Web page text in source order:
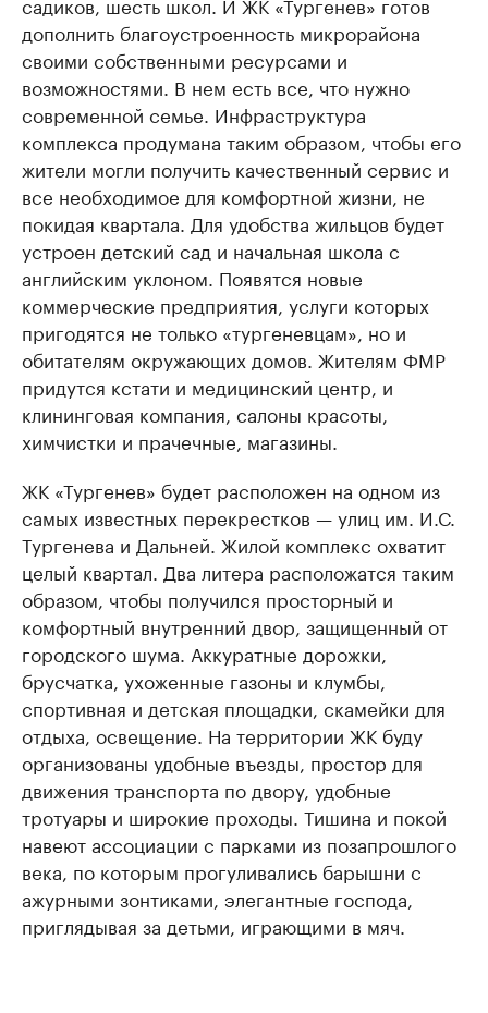
дополнить благоустроенность микрорайона
своими собственными ресурсами и
возможностями. В нем есть все, что нужно
современной семье. Инфраструктура
комплекса продумана таким образом, чтобы его
жители могли получить качественный сервис и
все необходимое для комфортной жизни, не
покидая квартала. Для удобства жильцов будет
устроен детский сад и начальная школа с
английским уклоном. Появятся новые
коммерческие предприятия, услуги которых
пригодятся не только «тургеневцам», но и
обитателям окружающих домов. Жителям ФМР
придутся кстати и медицинский центр, и
клининговая компания, салоны красоты,
химчистки и прачечные, магазины.
ЖК «Тургенев» будет расположен на одном из
самых известных перекрестков — улиц им. И.С.
Тургенева и Дальней. Жилой комплекс охватит
целый квартал. Два литера расположатся таким
образом, чтобы получился просторный и
комфортный внутренний двор, защищенный от
городского шума. Аккуратные дорожки,
брусчатка, ухоженные газоны и клумбы,
спортивная и детская площадки, скамейки для
отдыха, освещение. На территории ЖК буду
организованы удобные въезды, простор для
движения транспорта по двору, удобные
тротуары и широкие проходы. Тишина и покой
навеют ассоциации с парками из позапрошлого
века, по которым прогуливались барышни с
ажурными зонтиками, элегантные господа,
приглядывая за детьми, играющими в мяч.